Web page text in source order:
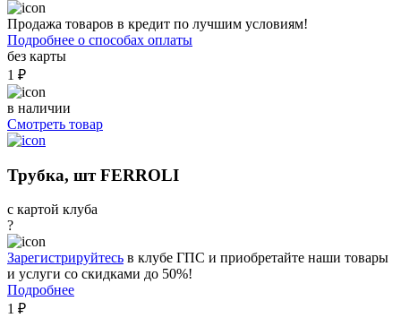
Продажа товаров в кредит по лучшим условиям!
Подробнее о способах оплаты
без карты
1 ₽
в наличии
Смотреть товар
Трубка, шт FERROLI
с картой клуба
?
Зарегистрируйтесь в клубе ГПС и приобретайте наши товары
и услуги со скидками до 50%!
Подробнее
1 ₽